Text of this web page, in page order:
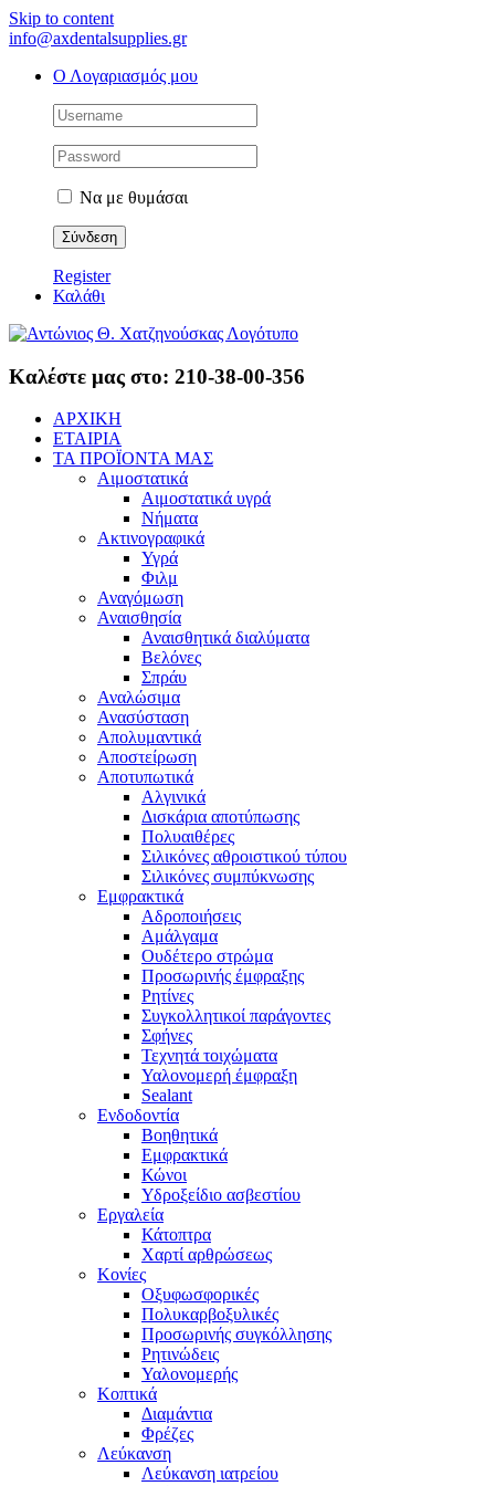
Skip to content
info@axdentalsupplies.gr
Ο Λογαριασμός μου
Να με θυμάσαι
Register
Καλάθι
Καλέστε μας στο: 210-38-00-356
ΑΡΧΙΚΗ
ΕΤΑΙΡΙΑ
ΤΑ ΠΡΟΪΟΝΤΑ ΜΑΣ
Αιμοστατικά
Αιμοστατικά υγρά
Νήματα
Ακτινογραφικά
Υγρά
Φιλμ
Αναγόμωση
Αναισθησία
Αναισθητικά διαλύματα
Βελόνες
Σπράυ
Αναλώσιμα
Ανασύσταση
Απολυμαντικά
Αποστείρωση
Αποτυπωτικά
Αλγινικά
Δισκάρια αποτύπωσης
Πολυαιθέρες
Σιλικόνες αθροιστικού τύπου
Σιλικόνες συμπύκνωσης
Εμφρακτικά
Αδροποιήσεις
Αμάλγαμα
Ουδέτερο στρώμα
Προσωρινής έμφραξης
Ρητίνες
Συγκολλητικοί παράγοντες
Σφήνες
Τεχνητά τοιχώματα
Υαλονομερή έμφραξη
Sealant
Ενδοδοντία
Βοηθητικά
Εμφρακτικά
Κώνοι
Υδροξείδιο ασβεστίου
Εργαλεία
Κάτοπτρα
Χαρτί αρθρώσεως
Κονίες
Οξυφωσφορικές
Πολυκαρβοξυλικές
Προσωρινής συγκόλλησης
Ρητινώδεις
Υαλονομερής
Κοπτικά
Διαμάντια
Φρέζες
Λεύκανση
Λεύκανση ιατρείου